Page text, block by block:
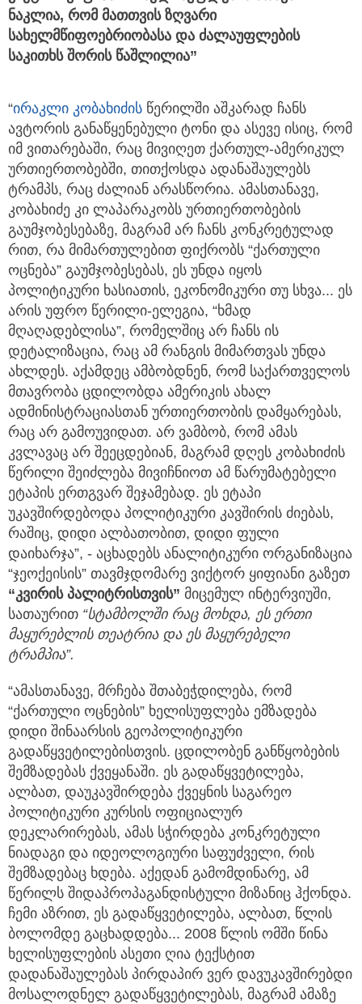
ნაკლია, რომ მათთვის ზღვარი
სახელმწიფოებრიობასა და ძალაუფლების
საკითხს შორის წაშლილია”
“ირაკლი კობახიძის წერილში აშკარად ჩანს
ავტორის განაწყენებული ტონი და ასევე ისიც, რომ
იმ ვითარებაში, რაც მივიღეთ ქართულ-ამერიკულ
ურთიერთობებში, თითქოსდა ადანაშაულებს
ტრამპს, რაც ძალიან არასწორია. ამასთანავე,
კობახიძე კი ლაპარაკობს ურთიერთობების
გაუმჯობესებაზე, მაგრამ არ ჩანს კონკრეტულად
რით, რა მიმართულებით ფიქრობს “ქართული
ოცნება” გაუმჯობესებას, ეს უნდა იყოს
პოლიტიკური ხასიათის, ეკონომიკური თუ სხვა... ეს
არის უფრო წერილი-ელეგია, “ხმად
მღაღადებლისა”, რომელშიც არ ჩანს ის
დეტალიზაცია, რაც ამ რანგის მიმართვას უნდა
ახლდეს. აქამდეც ამბობდნენ, რომ საქართველოს
მთავრობა ცდილობდა ამერიკის ახალ
ადმინისტრაციასთან ურთიერთობის დამყარებას,
რაც არ გამოუვიდათ. არ ვამბობ, რომ ამას
კვლავაც არ შეეცდებიან, მაგრამ დღეს კობახიძის
წერილი შეიძლება მივიჩნიოთ ამ წარუმატებელი
ეტაპის ერთგვარ შეჯამებად. ეს ეტაპი
უკავშირდებოდა პოლიტიკური კავშირის ძიებას,
რაშიც, დიდი ალბათობით, დიდი ფული
დაიხარჯა”, - აცხადებს ანალიტიკური ორგანიზაცია
“ჯეოქეისის” თავმჯდომარე ვიქტორ ყიფიანი გაზეთ
“კვირის პალიტრისთვის” მიცემულ ინტერვიუში,
სათაურით “სტამბოლში რაც მოხდა, ეს ერთი
მაყურებლის თეატრია და ეს მაყურებელი
ტრამპია”.
“ამასთანავე, მრჩება შთაბეჭდილება, რომ
“ქართული ოცნების” ხელისუფლება ემზადება
დიდი შინაარსის გეოპოლიტიკური
გადაწყვეტილებისთვის. ცდილობენ განწყობების
შემზადებას ქვეყანაში. ეს გადაწყვეტილება,
ალბათ, დაუკავშირდება ქვეყნის საგარეო
პოლიტიკური კურსის ოფიციალურ
დეკლარირებას, ამას სჭირდება კონკრეტული
ნიადაგი და იდეოლოგიური საფუძველი, რის
შემზადებაც ხდება. აქედან გამომდინარე, ამ
წერილს შიდაპროპაგანდისტული მიზანიც ჰქონდა.
ჩემი აზრით, ეს გადაწყვეტილება, ალბათ, წლის
ბოლომდე გაცხადდება... 2008 წლის ომში წინა
ხელისუფლების ასეთი ღია ტექსტით
დადანაშაულებას პირდაპირ ვერ დავუკავშირებდი
მოსალოდნელ გადაწყვეტილებას, მაგრამ ამაზე